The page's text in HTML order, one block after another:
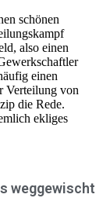
schönen
also einen
einen
Verteilung von
die Rede.
ekliges
weggewischt